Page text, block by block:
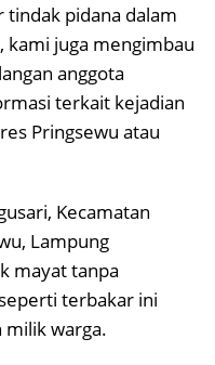
tindak pidana dalam
juga mengimbau
anggota
terkait kejadian
Pringsewu atau
Kecamatan
Lampung
mayat tanpa
terbakar ini
milik warga.